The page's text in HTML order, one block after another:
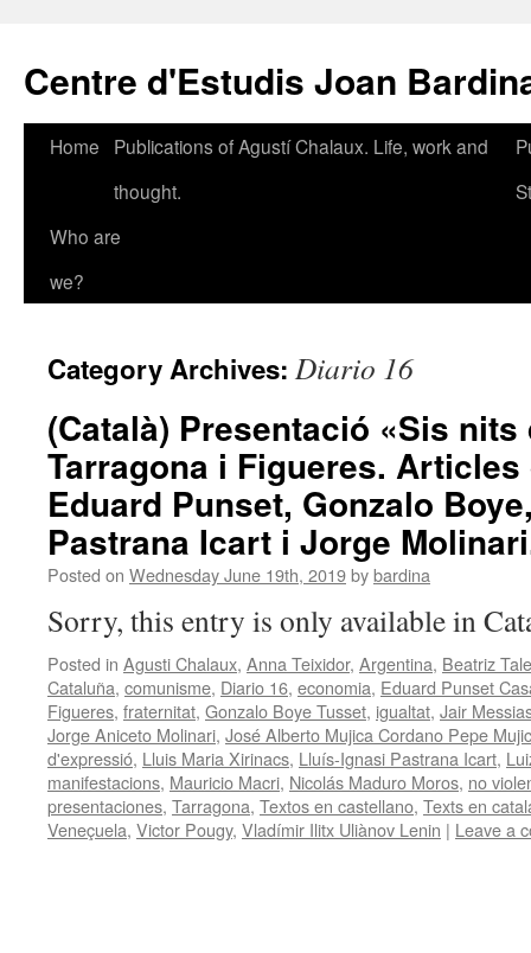
content
Centre d'Estudis Joan
Home
Publications of Agustí Chalaux. Life, work and
thought.
Who are
we?
Category Archives: Diario 16
(Català) Presentació «Sis nits
Tarragona i Figueres. Articles
Eduard Punset, Gonzalo
Pastrana Icart i Jorge
Posted on Wednesday June 19th, 2019bybardina
Sorry, this entry is only available in
Posted in Agusti Chalaux, Anna Teixidor, Argentina, Beatriz
Cataluña, comunisme, Diario 16, economia, Eduard Punset
Figueres, fraternitat, Gonzalo Boye Tusset, igualtat, Jair
Jorge Aniceto Molinari, José Alberto Mujica Cordano Pepe
d'expressió, Lluis Maria Xirinacs, Lluís-Ignasi Pastrana Icart,
manifestacions, Mauricio Macri, Nicolás Maduro Moros, no
presentaciones, Tarragona, Textos en castellano, Texts en
Veneçuela, Victor Pougy, Vladímir Ilitx Uliànov Lenin | Leave a